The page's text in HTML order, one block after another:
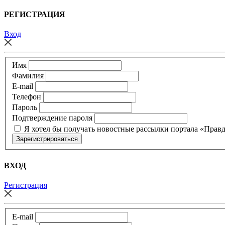
РЕГИСТРАЦИЯ
Вход
Имя
Фамилия
E-mail
Телефон
Пароль
Подтверждение пароля
Я хотел бы получать новостные рассылки портала
ВХОД
Регистрация
E-mail